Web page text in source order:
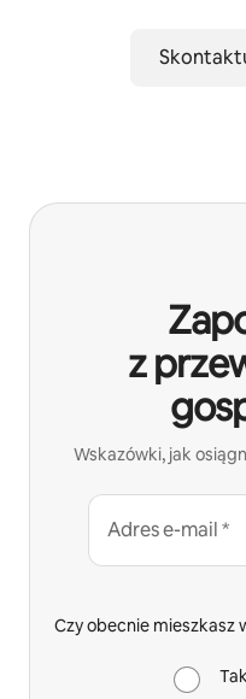
z
Wskazówki, jak
Adres e-mail *
Czy obecnie mieszkasz
Tak